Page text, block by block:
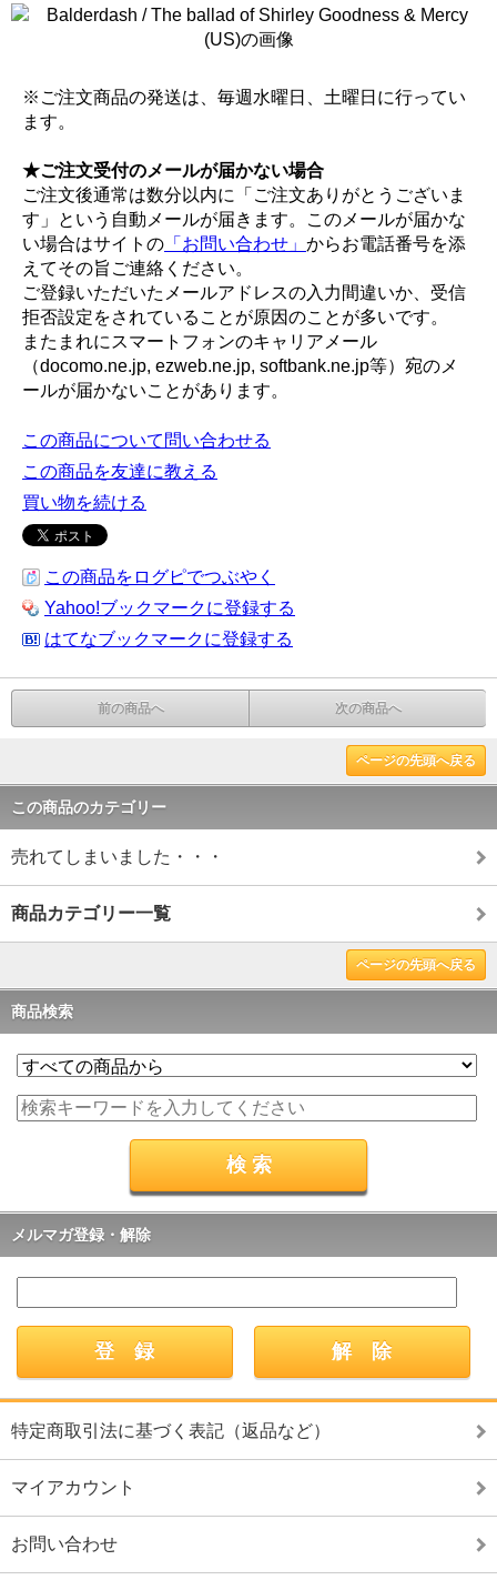
※ご注文商品の発送は、毎週水曜日、土曜日に行ってい
ます。
★ご注文受付のメールが届かない場合
ご注文後通常は数分以内に「ご注文ありがとうございま
す」という自動メールが届きます。このメールが届かな
い場合はサイトの 「お問い合わせ」 からお電話番号を添
えてその旨ご連絡ください。
ご登録いただいたメールアドレスの入力間違いか、受信
拒否設定をされていることが原因のことが多いです。
またまれにスマートフォンのキャリアメール
（docomo.ne.jp, ezweb.ne.jp, softbank.ne.jp等）宛のメ
ールが届かないことがあります。
この商品について問い合わせる
この商品を友達に教える
買い物を続ける
この商品をログピでつぶやく
Yahoo!ブックマークに登録する
はてなブックマークに登録する
前の商品へ 次の商品へ
ページの先頭へ戻る
この商品のカテゴリー
売れてしまいました・・・
商品カテゴリー一覧
ページの先頭へ戻る
商品検索
メルマガ登録・解除
特定商取引法に基づく表記（返品など）
マイアカウント
お問い合わせ